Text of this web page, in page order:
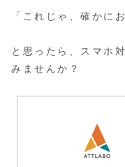
「これじゃ、確かに
と思ったら、スマホ
みませんか？